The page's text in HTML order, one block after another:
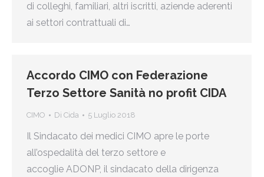
di colleghi, familiari, altri iscritti, aziende aderenti
ai settori contrattuali di…
Accordo CIMO con Federazione
Terzo Settore Sanità no profit CIDA
CIMO Di Cida 5 Luglio 2018
Il Sindacato dei medici CIMO apre le porte
all’ospedalità del terzo settore e
accoglie ADONP, il sindacato della dirigenza